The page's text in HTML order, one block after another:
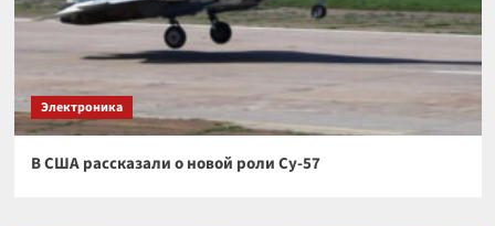
Электроника
В США рассказали о новой роли Су-57